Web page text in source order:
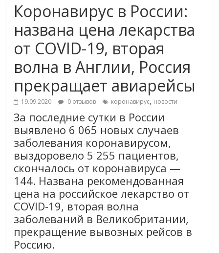
Коронавирус в России:
названа цена лекарства
от COVID-19, вторая
волна в Англии, Россия
прекращает авиарейсы
19.09.2020 0 отзывов коронавирус, новости
За последние сутки в России
выявлено 6 065 новых случаев
заболевания коронавирусом,
выздоровело 5 255 пациентов,
скончалось от коронавируса —
144. Названа рекомендованная
цена на российское лекарство от
COVID-19, вторая волна
заболеваний в Великобритании,
прекращение вывозных рейсов в
Россию.